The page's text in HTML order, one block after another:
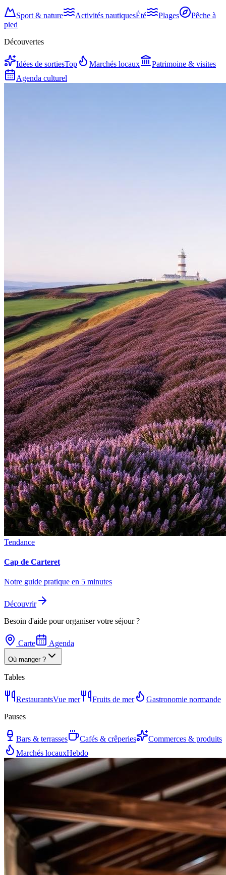
Sport & nature Activités nautiquesÉté Plages
Pêche à
pied
Découvertes
Idées de sortiesTop Marchés locaux
Patrimoine & visites
Agenda culturel
Tendance
Cap de Carteret
Notre guide pratique en 5 minutes
Découvrir
Besoin d'aide pour organiser votre séjour ?
Carte Agenda
Où manger ?
Tables
RestaurantsVue mer Fruits de mer
Gastronomie normande
Pauses
Bars & terrasses Cafés & crêperies
Commerces & produits
Marchés locauxHebdo